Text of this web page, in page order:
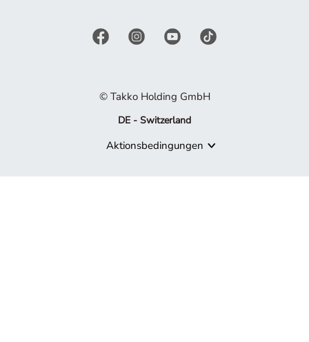
© Takko Holding GmbH
DE - Switzerland
Aktionsbedingungen